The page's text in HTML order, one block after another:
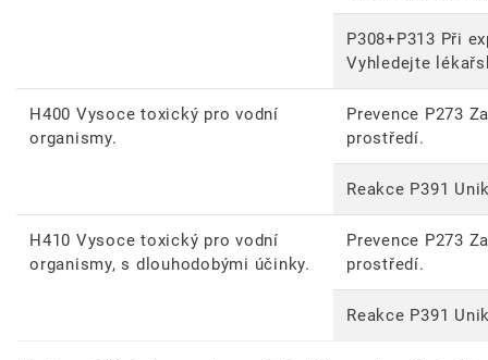
P308+P313 Při
Vyhledejte
H400 Vysoce toxický pro vodní
organismy.
Prevence P273
prostředí.
Reakce P391
H410 Vysoce toxický pro vodní
organismy, s dlouhodobými účinky.
Prevence P273
prostředí.
Reakce P391